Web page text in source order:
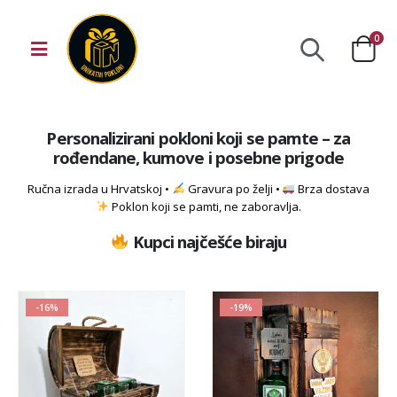
0
Personalizirani pokloni koji se pamte – za
rođendane, kumove i posebne prigode
Ručna izrada u Hrvatskoj • Gravura po želji •
Brza dostava
Poklon koji se pamti, ne zaboravlja.
Kupci najčešće biraju
-16% -19%